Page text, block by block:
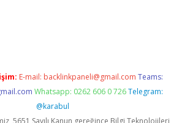
E-mail: backlinkpaneli@gmail.com Teams:
Whatsapp: 0262 606 0 726 Telegram:
@karabul
5651 Sayılı Kanun gereğince Bilgi Teknolojileri